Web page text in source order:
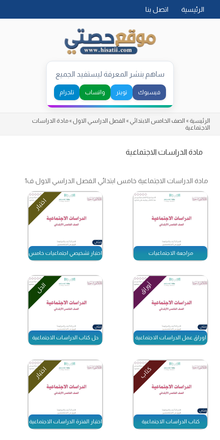
الرئيسية اتصل بنا
ساهم بنشر المعرفة ليستفيد الجميع
فيسبوك تويتر واتساب تلجرام
الرئيسية » الصف الخامس الابتدائي » الفصل الدراسي الاول »مادة الدراسات
الاجتماعية
مادة الدراسات الاجتماعية
مادة الدراسات الاجتماعية خامس ابتدائي الفصل الدراسي الاول ف1
مراجعة الاجتماعيات
اختبار
اختبار تشخيصي اجتماعيات خامس ابتدائي الفصل
أوراق
اوراق عمل الدراسات الاجتماعية
الحل
حل كتاب الدراسات الاجتماعية
كتاب
كتاب الدراسات الاجتماعية
اختبار
اختبار الفترة الدراسات الاجتماعية